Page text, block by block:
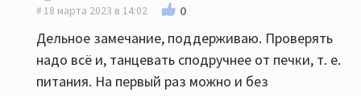
18 марта 2023 в 14:02
0
Дельное замечание, поддерживаю. Проверять
надо всё и, танцевать сподручнее от печки, т. е.
питания. На первый раз можно и без